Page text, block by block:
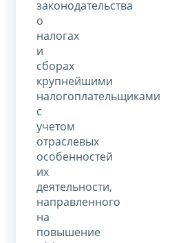
законодательства
о
налогах
и
сборах
крупнейшими
налогоплательщиками
с
учетом
отраслевых
особенностей
их
деятельности,
направленного
на
повышение